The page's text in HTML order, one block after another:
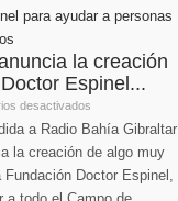
la creación
Espinel...
desactivados
a Radio Bahía Gibraltar
la creación de algo muy
Doctor Espinel,